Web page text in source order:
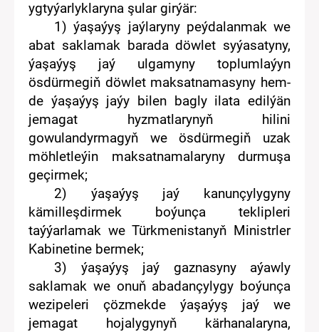
ygtyýarlyklaryna şular girýär:
1)ýaşaýyş jaýlaryny peýdalanmak we
abat saklamak barada döwlet syýasatyny,
ýaşaýyş jaý ulgamyny toplumlaýyn
ösdürmegiň döwlet maksatnamasyny hem-
de ýaşaýyş jaýy bilen bagly ilataedilýän
jemagat hyzmatlarynyň
hilini
gowulandyrmagyň weösdürmegiň uzak
möhletleýin maksatnamalaryny durmuşa
geçirmek;
2) ýaşaýyş jaý kanunçylygyny
kämilleşdirmek boýunça teklipleri
taýýarlamak we Türkmenistanyň Ministrler
Kabinetine bermek;
3) ýaşaýyş jaý
gaznasynyaýawly
saklamak we onuň abadançylygy boýunça
wezipeleri çözmekde ýaşaýyş jaý we
jemagat hojalygynyň kärhanalaryna,